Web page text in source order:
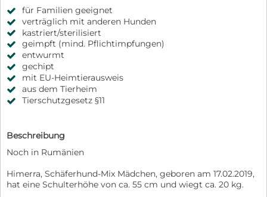
für Familien geeignet
verträglich mit anderen Hunden
kastriert/sterilisiert
geimpft (mind. Pflichtimpfungen)
entwurmt
gechipt
mit EU-Heimtierausweis
aus dem Tierheim
Tierschutzgesetz §11
Beschreibung
Noch in Rumänien
Himerra, Schäferhund-Mix Mädchen, geboren am 17.02.2019,
hat eine Schulterhöhe von ca. 55 cm und wiegt ca. 20 kg.